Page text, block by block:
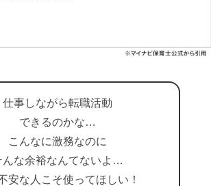
仕事しながら転職活動
できるのかな…
こんなに激務なのに
んな余裕なんてないよ…
安な人こそ使ってほしい！